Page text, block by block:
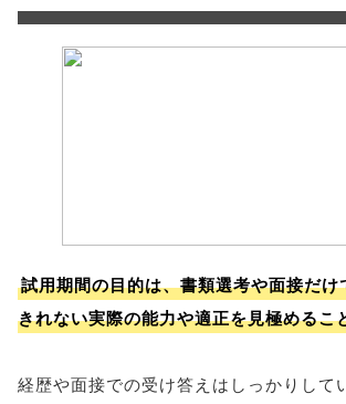
試用期間の目的は、書類選考や面接だ
きれない実際の能力や適正を見極めるこ
経歴や面接での受け答えはしっかりして